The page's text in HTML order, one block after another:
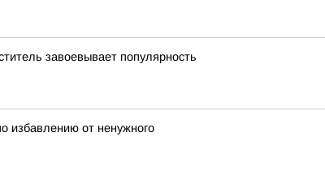
завоевывает популярность
избавлению от ненужного